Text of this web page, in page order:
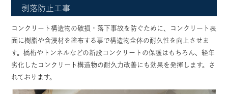
剥落防止工事
コンクリート構造物の破損・落下事故を防ぐために、コンクリート表
面に樹脂や含浸材を塗布する事で構造物全体の耐久性を向上させま
す。橋桁やトンネルなどの新設コンクリートの保護はもちろん、経年
劣化したコンクリート構造物の耐久力改善にも効果を発揮します。さ
れております。